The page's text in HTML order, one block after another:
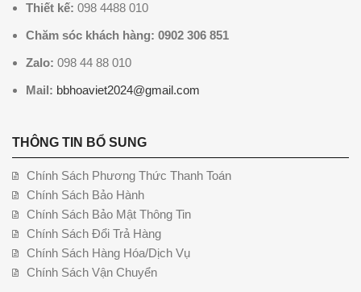
Thiết kế: 098 4488 010
Chăm sóc khách hàng: 0902 306 851
Zalo: 098 44 88 010
Mail: bbhoaviet2024@gmail.com
THÔNG TIN BỔ SUNG
Chính Sách Phương Thức Thanh Toán
Chính Sách Bảo Hành
Chính Sách Bảo Mật Thông Tin
Chính Sách Đổi Trả Hàng
Chính Sách Hàng Hóa/Dịch Vụ
Chính Sách Vận Chuyển